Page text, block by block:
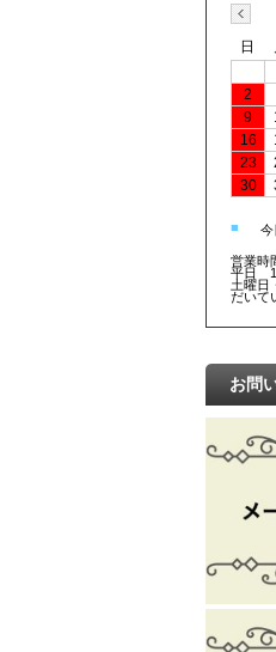
日
2
9
16
23
30
■ 今
営業時
平日
土曜日
だいて
お問